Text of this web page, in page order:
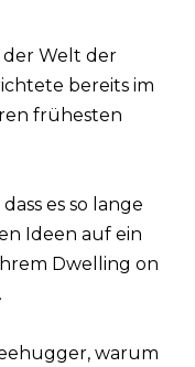
der Welt der
bereits im
frühesten
es so lange
Ideen auf ein
Dwelling on
warum